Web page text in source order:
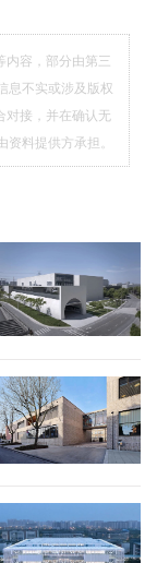
内容，部分由第三
息不实或涉及版权
对接，并在确认无
料提供方承担。